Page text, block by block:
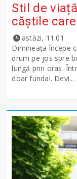
Stil de
căștile
astăzi, 11:01
Dimineața începe
drum pe jos spre
lungă prin oraș.
doar fundal. Devi...